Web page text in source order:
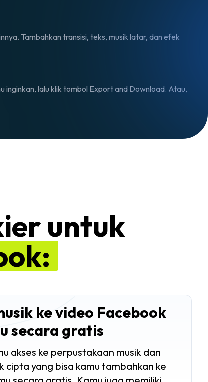
Tambahkan transisi, teks, musik latar, dan efek
inginkan, lalu klik tombol Export and Download. Atau,
untuk
ke video Facebook
secara gratis
akses ke perpustakaan musik dan
cipta yang bisa kamu tambahkan ke